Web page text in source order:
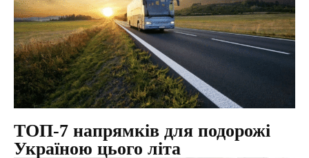
ТОП‑7 напрямків для подорожі
Україною цього літа